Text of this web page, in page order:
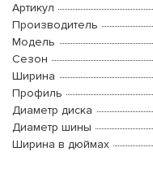
Артикул
Производитель
Модель
Сезон
Ширина
Профиль
Диаметр диска
Диаметр шины
Ширина в дюймах